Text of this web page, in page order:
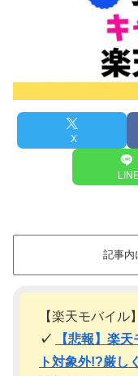
X
記事内
【楽天モバイル】
✓
【悲報】楽
ト対象外!?厳し